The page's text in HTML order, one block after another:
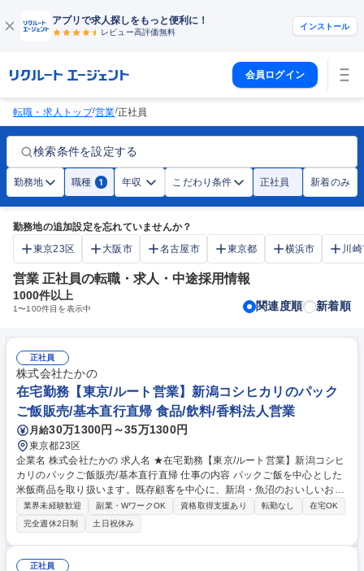
アプリで求人探しをもっと便利に！
レビュー高評価無料
インストール
会員ログイン
転職・求人トップ/営業/正社員
検索条件を設定する
勤務地 職種 1 年収 こだわり条件 正社員 新着のみ
勤務地の追加設定を忘れていませんか？
東京23区
大阪市 名古屋市 東京都 横浜市 川
営業 正社員の転職・求人・中途採用情報
1000件以上
1〜100件目を表示中 関連度順 新着順
正社員
株式会社たかの
在宅勤務【東京/ルート営業】新潟コシヒカリのパック
ご飯販売/基本直行直帰 食品/飲料/香料法人営業
月給30万1300円～35万1300円
東京都23区
企業名 株式会社たかの 求人名 ★在宅勤務【東京/ルート営業】新潟コシヒ
カリのパックご飯販売/基本直行直帰 仕事の内容 パックご飯を中心とした
米飯商品を取り扱います。既存顧客を中心に、新潟・魚沼のおいしいお米
(パックご飯)を小売店様、販売店様などへ提案・販売していただき、全国
に届けていただきます。 タイパ重視の世の中でパックごはんの需要が増
え、業績は好調です。 【商品について】当社は魚沼産コシヒカリをはじ
め、健康志向の雑穀米、介護で需要のあるおかゆなど、豊富な種類を揃え
ております。30年にわたる長年の製造ノウハウが何よりの強み。お客様の
業界未経験歓迎 副業・WワークOK 資格取得支援あり 転勤なし
在宅OK
完全週休2日制
土日祝休み
正社員